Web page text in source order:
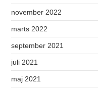
november 2022
marts 2022
september 2021
juli 2021
maj 2021